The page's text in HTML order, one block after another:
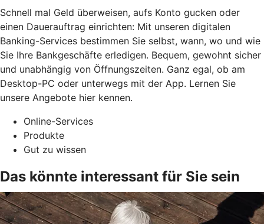
Schnell mal Geld überweisen, aufs Konto gucken oder
einen Dauerauftrag einrichten: Mit unseren digitalen
Banking-Services bestimmen Sie selbst, wann, wo und wie
Sie Ihre Bankgeschäfte erledigen. Bequem, gewohnt sicher
und unabhängig von Öffnungszeiten. Ganz egal, ob am
Desktop-PC oder unterwegs mit der App. Lernen Sie
unsere Angebote hier kennen.
Online-Services
Produkte
Gut zu wissen
Das könnte interessant für Sie sein